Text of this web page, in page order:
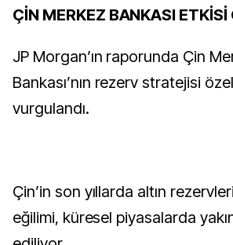
ÇİN MERKEZ BANKASI ETKİSİ
JP Morgan’ın raporunda Çin
Bankası’nın rezerv stratejisi
vurgulandı.
Çin’in son yıllarda altın
eğilimi, küresel piyasalarda